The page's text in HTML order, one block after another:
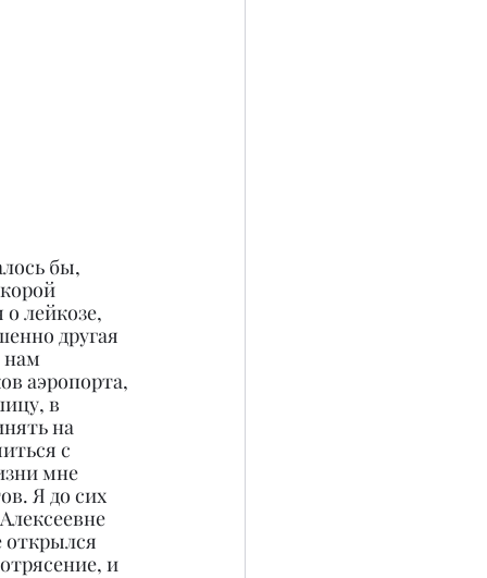
бы,
лейкозе,
другая
нам
аэропорта,
в
на
с
мне
Я до сих
открылся
и